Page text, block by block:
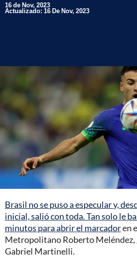
16 de Nov, 2023
Actualizado: 16 De Nov, 2023
Brasil no se puso a especular y,
inicial, salió con toda. Tan solo le
minutos para abrir el marcadoren
Metropolitano Roberto Meléndez,
Gabriel Martinelli.